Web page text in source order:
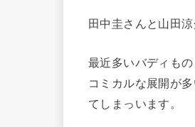
田中圭さんと山田
最近多いバディも
コミカルな展開が
てしまっいます。